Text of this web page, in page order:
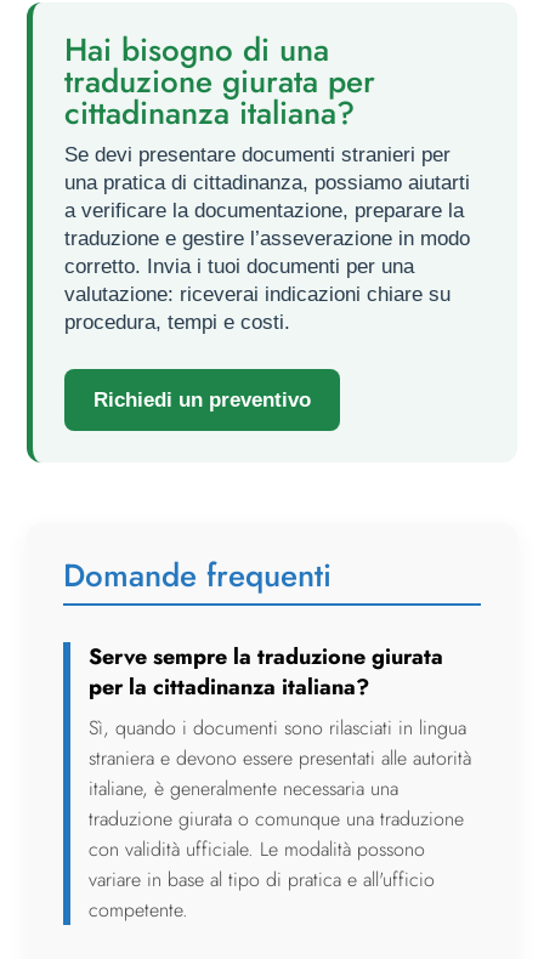
Hai bisogno di una
traduzione giurata per
cittadinanza italiana?
Se devi presentare documenti stranieri per
una pratica di cittadinanza, possiamo aiutarti
a verificare la documentazione, preparare la
traduzione e gestire l’asseverazione in modo
corretto. Invia i tuoi documenti per una
valutazione: riceverai indicazioni chiare su
procedura, tempi e costi.
Richiedi un preventivo
Domande frequenti
Serve sempre la traduzione giurata
per la cittadinanza italiana?
Sì, quando i documenti sono rilasciati in lingua
straniera e devono essere presentati alle autorità
italiane, è generalmente necessaria una
traduzione giurata o comunque una traduzione
con validità ufficiale. Le modalità possono
variare in base al tipo di pratica e all'ufficio
competente.